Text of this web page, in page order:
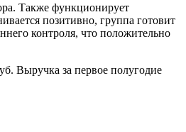
Также функционирует
позитивно, группа готовит
контроля, что положительно
Выручка за первое полугодие